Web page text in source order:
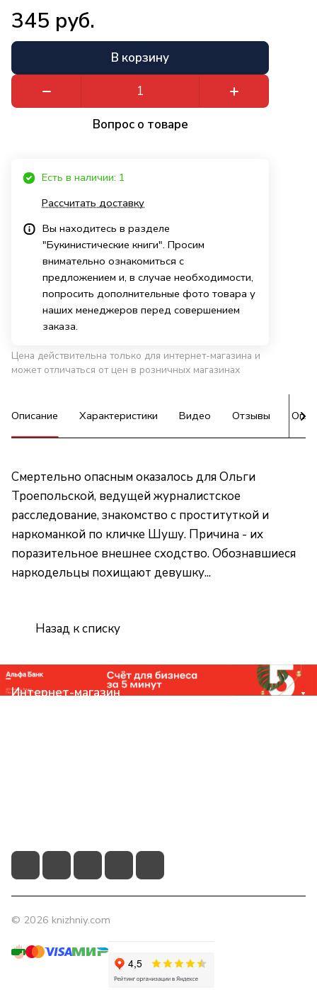
345 руб.
В корзину
Вопрос о товаре
Есть в наличии: 1
Рассчитать доставку
Вы находитесь в разделе
"Букинистические книги". Просим
внимательно ознакомиться с
предложением и, в случае необходимости,
попросить дополнительные фото товара у
наших менеджеров перед совершением
заказа.
Цена действительна только для интернет-магазина и
может отличаться от цен в розничных магазинах
Описание Характеристики Видео Отзывы
Смертельно опасным оказалось для Ольги
Троепольской, ведущей журналистское
расследование, знакомство с проституткой и
наркоманкой по кличке Шушу. Причина - их
поразительное внешнее сходство. Обознавшиеся
наркодельцы похищают девушку...
Назад к списку
Интернет-магазин
© 2026 knizhniy.com